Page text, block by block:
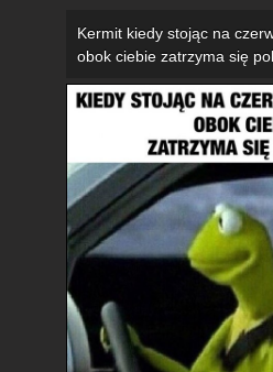
Kermit kiedy stojąc na
obok ciebie zatrzyma się